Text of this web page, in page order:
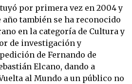
por primera vez en 2004 y
año también se ha reconocido
en la categoría de Cultura y
de investigación y
de Fernando de
Elcano, dando a
al Mundo a un público no